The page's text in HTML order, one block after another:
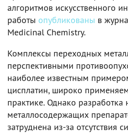
алгоритмов искусственного
работы опубликованы в
Medicinal Chemistry.
Комплексы переходных
перспективными
наиболее известным
цисплатин, широко
практике. Однако разработка
металлосодержащих
затруднена из-за отсутствия